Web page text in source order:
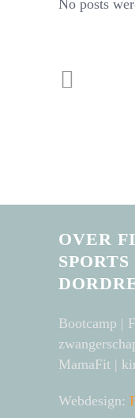
No posts
OVER
Bootcamp |
MamaFit |
Webdesign: